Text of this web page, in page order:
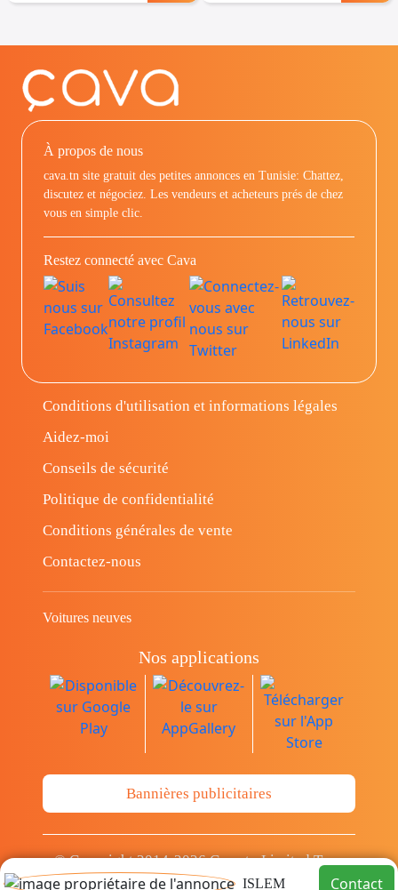
ISLEM Contact
À propos de nous
cava.tn site gratuit des petites annonces en Tunisie: Chattez,
discutez et négociez. Les vendeurs et acheteurs prés de chez
vous en simple clic.
Restez connecté avec Cava
Conditions d'utilisation et informations légales
Aidez-moi
Conseils de sécurité
Politique de confidentialité
Conditions générales de vente
Contactez-nous
Voitures neuves
Nos applications
Bannières publicitaires
© Copyright 2014-2026 Cava.tn Limited Tous
les droits sont réservés.